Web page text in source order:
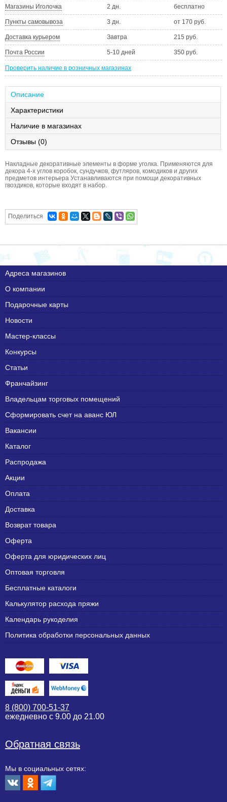
Магазины Иголочка 2 дн. бесплатно
Пункты самовывоза 3 дн. от 170 руб.
Доставка курьером Завтра 215 руб.
Почта России 5-10 дней 350 руб.
Проверить наличие в розничных магазинах
Описание
Характеристики
Наличие в магазинах
Отзывы (0)
Накладные декоративные элементы в форме уголка. Применяются для
декора 4-х углов коробок, сундучков, футляров, комодиков и других
предметов интерьера Устанавливаются при помощи декоративных
гвоздиков, которые входят в набор.
Поделиться
Адреса магазинов
О компании
Подарочные карты
Новости
Мастер-классы
Конкурсы
Статьи
Франчайзинг
Владельцам торговых помещений
Сформировать счет на аванс ЮЛ
Вакансии
Каталог
Распродажа
Акции
Оплата
Доставка
Возврат товара
Оферта
Оферта для юридических лиц
Оптовая торговля
Бесплатные каталоги
Калькулятор расхода пряжи
Календарь рукоделия
Политика обработки персональных данных
8 (800) 700-51-37
ежедневно с 9.00 до 21.00
Обратная связь
Мы в социальных сетях: